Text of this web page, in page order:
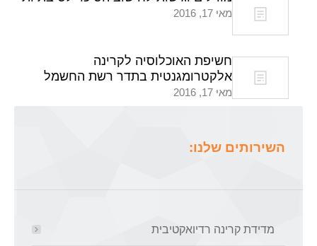
מאי 17, 2016
חשיפת האוכלוסיה לקרינה
אלקטרומגנטית בתדר רשת החשמל
מאי 17, 2016
השירותים שלנו:
מדידת קרינה רדיואקטיבית